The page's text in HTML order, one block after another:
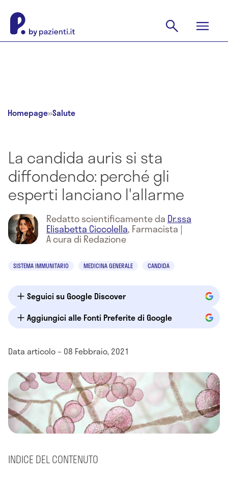
Homepage»Salute
La candida auris si sta
diffondendo: perché gli
esperti lanciano l'allarme
Redatto scientificamente da Dr.ssa
Elisabetta Ciccolella, Farmacista |
A cura di Redazione
SISTEMA IMMUNITARIO MEDICINA GENERALE CANDIDA
Seguici su Google Discover
Aggiungici alle Fonti Preferite di Google
Data articolo – 08 Febbraio, 2021
INDICE DEL CONTENUTO